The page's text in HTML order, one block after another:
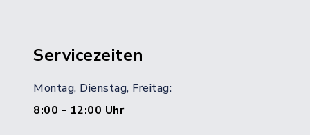
Servicezeiten
Montag, Dienstag, Freitag:
8:00 - 12:00 Uhr